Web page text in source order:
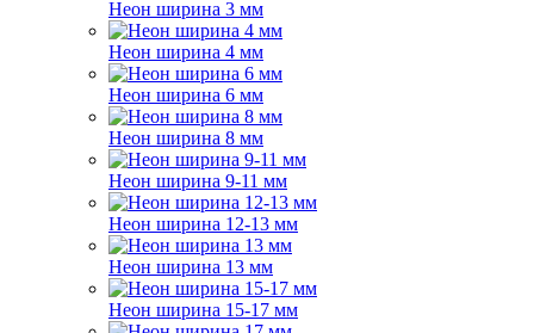
Неон ширина 3 мм
Неон ширина 4 мм
Неон ширина 6 мм
Неон ширина 8 мм
Неон ширина 9-11 мм
Неон ширина 12-13 мм
Неон ширина 13 мм
Неон ширина 15-17 мм